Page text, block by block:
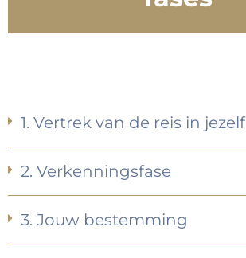
1. Vertrek van de reis in jezelf
2. Verkenningsfase
3. Jouw bestemming